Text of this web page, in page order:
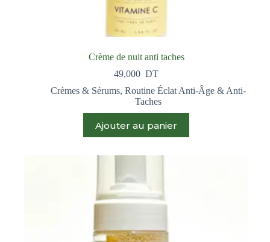
Crème de nuit anti taches
49,000 DT
Crèmes & Sérums,Routine Éclat Anti-Âge & Anti-
Taches
Ajouter au panier